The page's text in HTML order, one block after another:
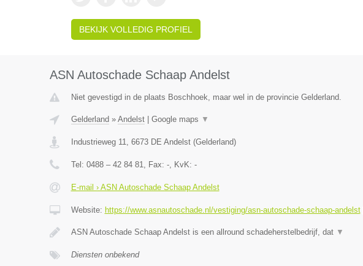
BEKIJK VOLLEDIG PROFIEL
ASN Autoschade Schaap Andelst
Niet gevestigd in de plaats Boschhoek, maar wel in de provincie Gelderland.
Gelderland » Andelst| Google maps ▼
Industrieweg 11, 6673 DE Andelst(Gelderland)
Tel: 0488 – 42 84 81, Fax: -, KvK: -
E-mail › ASN Autoschade Schaap Andelst
Website: https://www.asnautoschade.nl/vestiging/asn-autoschade-schaap-andelst|
ASN Autoschade Schaap Andelst is een allround schadeherstelbedrijf, dat ▼
Diensten onbekend